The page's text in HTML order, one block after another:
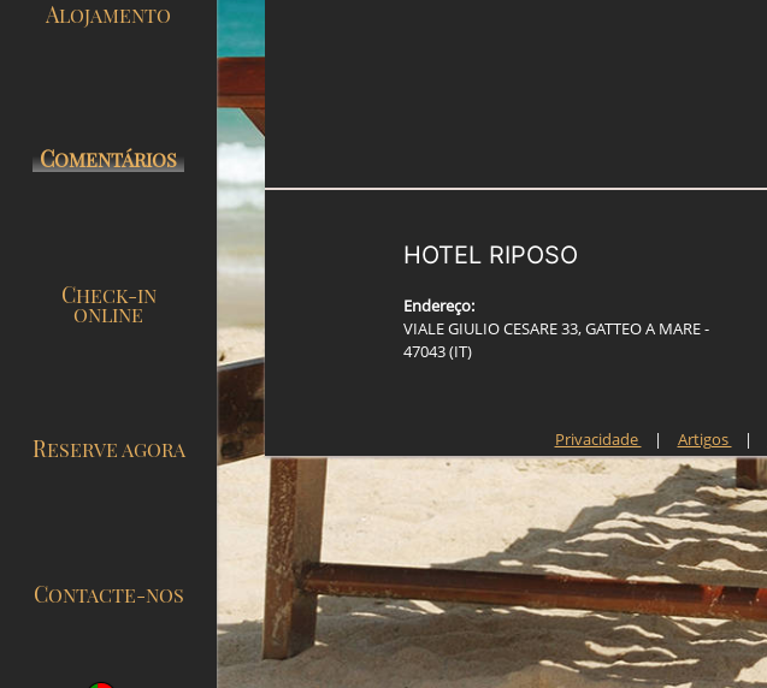
ALOJAMENTO
COMENTÁRIOS
CHECK-IN
ONLINE
RESERVE AGORA
CONTACTE-NOS
HOTEL RIPOSO
Endereço:
VIALE GIULIO CESARE 33, GATTEO A MARE -
47043 (IT)
Privacidade | Artigos |